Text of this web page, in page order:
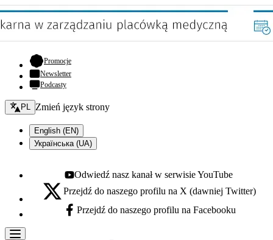
Promocje- otwiera się w nowej karcie
Newsletter
Podcasty
Zmień język - bieżący:
PL Zmień język strony
English (EN)
Українська (UA)
Youtube - otwiera się w nowej karcie
Odwiedź nasz kanał w serwisie YouTube
X - otwiera się w nowej karcie
Przejdź do naszego profilu na X (dawniej Twitter)
Facebook - otwiera się w nowej karcie
Przejdź do naszego profilu na Facebooku